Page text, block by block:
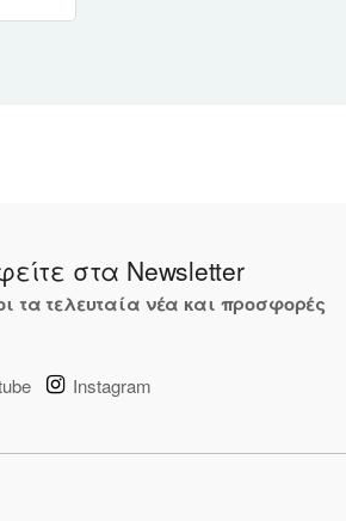
στα Newsletter
τα τελευταία νέα και προσφορές
Instagram